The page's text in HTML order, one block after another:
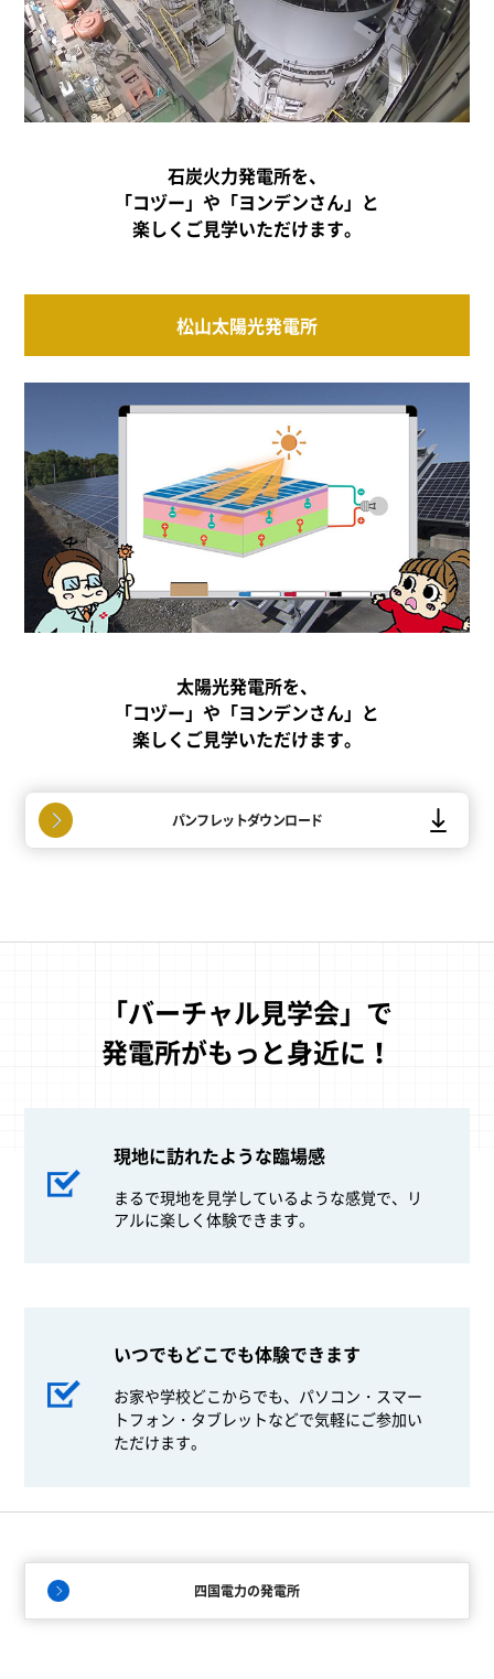
石炭火力発電所を、
「コヅー」や「ヨンデンさん」と
楽しくご見学いただけます。
松山太陽光発電所
太陽光発電所を、
「コヅー」や「ヨンデンさん」と
楽しくご見学いただけます。
パンフレットダウンロード
「バーチャル見学会」で
発電所がもっと身近に！
現地に訪れたような臨場感
まるで現地を見学しているような感覚で、リ
アルに楽しく体験できます。
いつでもどこでも体験できます
お家や学校どこからでも、パソコン・スマー
トフォン・タブレットなどで気軽にご参加い
ただけます。
四国電力の発電所